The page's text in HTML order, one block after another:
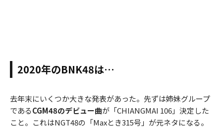
2020年のBNK48は…
去年末にいくつか大きな発表があった。先ずは姉妹グループ
であるCGM48のデビュー曲が「CHIANGMAI 106」決定した
こと。これはNGT48の「Maxとき315号」が元ネタになる。